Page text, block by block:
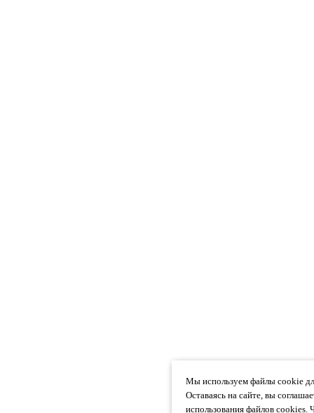
Мы используем файлы cookie
Оставаясь на сайте, вы
использования файлов cookies.